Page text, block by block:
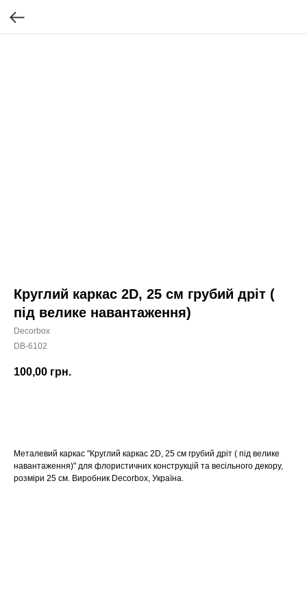
Круглий каркас 2D, 25 см грубий дріт (
під велике навантаження)
Decorbox
DB-6102
100,00 грн.
Металевий каркас "Круглий каркас 2D, 25 см грубий дріт ( під велике
навантаження)" для флористичних конструкцій та весільного декору,
розміри 25 см. Виробник Decorbox, Україна.